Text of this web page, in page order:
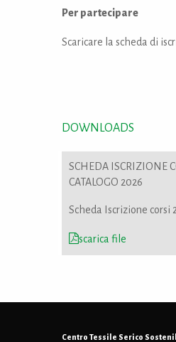
Per partecipare
Scaricare la scheda di
DOWNLOADS
SCHEDA ISCRIZIONE
CATALOGO 2026
Scheda Iscrizione corsi
scarica file
Centro Tessile Serico